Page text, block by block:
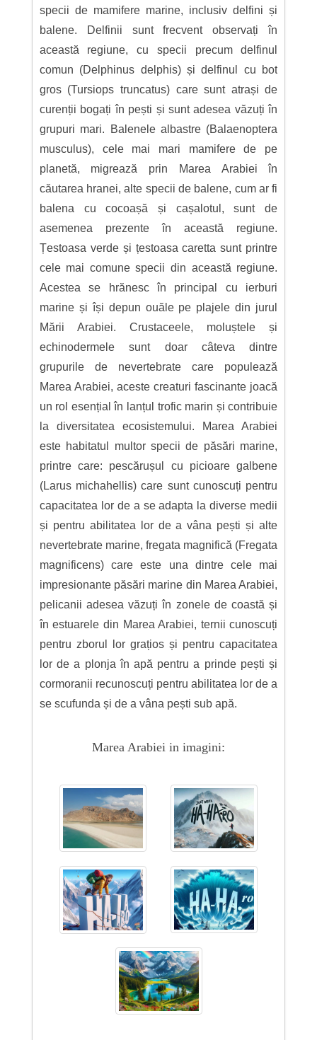
specii de mamifere marine, inclusiv delfini și
balene. Delfinii sunt frecvent observați în
această regiune, cu specii precum delfinul
comun (Delphinus delphis) și delfinul cu bot
gros (Tursiops truncatus) care sunt atrași de
curenții bogați în pești și sunt adesea văzuți în
grupuri mari. Balenele albastre (Balaenoptera
musculus), cele mai mari mamifere de pe
planetă, migrează prin Marea Arabiei în
căutarea hranei, alte specii de balene, cum ar fi
balena cu cocoașă și cașalotul, sunt de
asemenea prezente în această regiune.
Țestoasa verde și țestoasa caretta sunt printre
cele mai comune specii din această regiune.
Acestea se hrănesc în principal cu ierburi
marine și își depun ouăle pe plajele din jurul
Mării Arabiei. Crustaceele, moluștele și
echinodermele sunt doar câteva dintre
grupurile de nevertebrate care populează
Marea Arabiei, aceste creaturi fascinante joacă
un rol esențial în lanțul trofic marin și contribuie
la diversitatea ecosistemului. Marea Arabiei
este habitatul multor specii de păsări marine,
printre care: pescărușul cu picioare galbene
(Larus michahellis) care sunt cunoscuți pentru
capacitatea lor de a se adapta la diverse medii
și pentru abilitatea lor de a vâna pești și alte
nevertebrate marine, fregata magnifică (Fregata
magnificens) care este una dintre cele mai
impresionante păsări marine din Marea Arabiei,
pelicanii adesea văzuți în zonele de coastă și
în estuarele din Marea Arabiei, ternii cunoscuți
pentru zborul lor grațios și pentru capacitatea
lor de a plonja în apă pentru a prinde pești și
cormoranii recunoscuți pentru abilitatea lor de a
se scufunda și de a vâna pești sub apă.
Marea Arabiei in imagini: